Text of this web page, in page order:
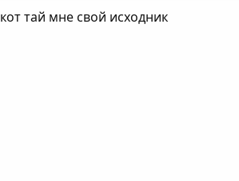
кот тай мне свой исходник